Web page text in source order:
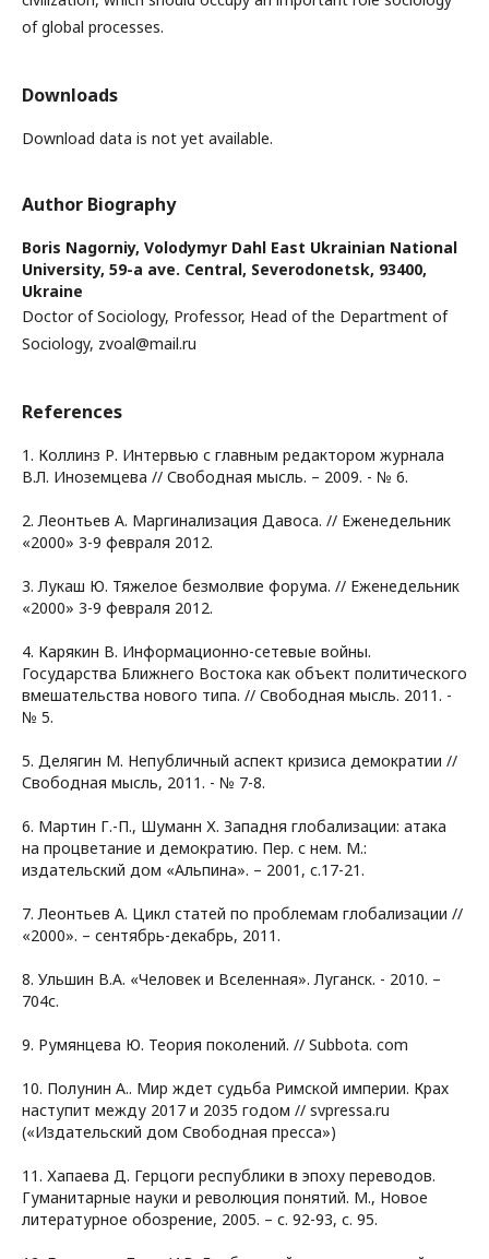
of global processes.
Downloads
Download data is not yet available.
Author Biography
Boris Nagorniy, Volodymyr Dahl East Ukrainian National
University, 59-a ave. Central, Severodonetsk, 93400,
Ukraine
Doctor of Sociology, Professor, Head of the Department of
Sociology, zvoal@mail.ru
References
1. Коллинз Р. Интервью с главным редактором журнала
В.Л. Иноземцева // Свободная мысль. – 2009. - № 6.
2. Леонтьев А. Маргинализация Давоса. // Еженедельник
«2000» 3-9 февраля 2012.
3. Лукаш Ю. Тяжелое безмолвие форума. // Еженедельник
«2000» 3-9 февраля 2012.
4. Карякин В. Информационно-сетевые войны.
Государства Ближнего Востока как объект политического
вмешательства нового типа. // Свободная мысль. 2011. -
№ 5.
5. Делягин М. Непубличный аспект кризиса демократии //
Свободная мысль, 2011. - № 7-8.
6. Мартин Г.-П., Шуманн Х. Западня глобализации: атака
на процветание и демократию. Пер. с нем. М.:
издательский дом «Альпина». – 2001, с.17-21.
7. Леонтьев А. Цикл статей по проблемам глобализации //
«2000». – сентябрь-декабрь, 2011.
8. Ульшин В.А. «Человек и Вселенная». Луганск. - 2010. –
704с.
9. Румянцева Ю. Теория поколений. // Subbota. com
10. Полунин А.. Мир ждет судьба Римской империи. Крах
наступит между 2017 и 2035 годом // svpressa.ru
(«Издательский дом Свободная пресса»)
11. Хапаева Д. Герцоги республики в эпоху переводов.
Гуманитарные науки и революция понятий. М., Новое
литературное обозрение, 2005. – с. 92-93, с. 95.